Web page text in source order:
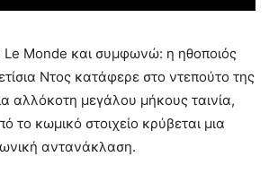
Monde και συμφωνώ: η ηθοποιός
Ντος κατάφερε στο ντεπούτο της
αλλόκοτη μεγάλου μήκους ταινία,
το κωμικό στοιχείο κρύβεται μια
αντανάκλαση.